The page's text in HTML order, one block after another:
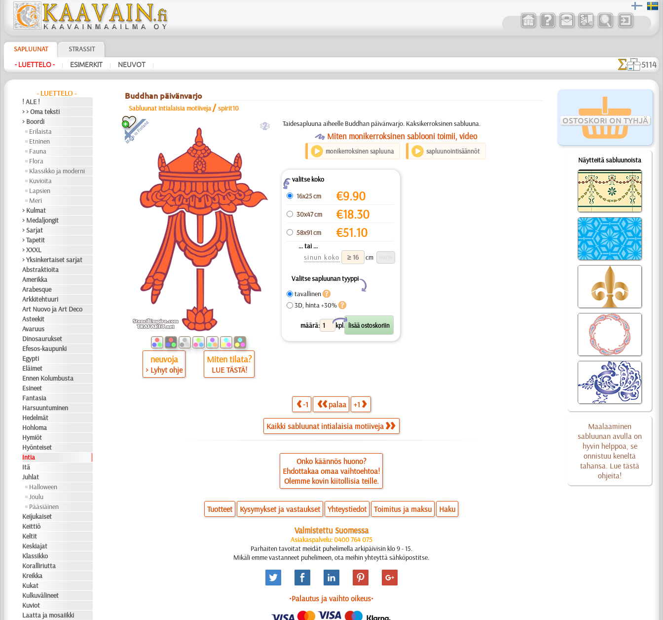
SAPLUUNAT STRASSIT
- LUETTELO - | ESIMERKIT | NEUVOT | 5114
- LUETTELO -
! ALE !
> > Oma teksti
> Boordi
Erilaista
Etninen
Fauna
Flora
Klassikko ja moderni
Kuvioita
Lapsien
Meri
> Kulmat
> Medaljongit
> Sarjat
> Tapetit
> XXXL
> Yksinkertaiset sarjat
Abstraktioita
Amerikka
Arabesque
Arkkitehtuuri
Art Nuovo ja Art Deco
Asteekit
Avaruus
Dinosaurukset
Efesos-kaupunki
Egypti
Eläimet
Ennen Kolumbusta
Esineet
Fantasia
Harsuuntuminen
Hedelmät
Hohloma
Hymiöt
Hyönteiset
Intia
Itä
Juhlat
Halloween
Joulu
Pääsiäinen
Keijukaiset
Keittiö
Keltit
Keskiajat
Klassikko
Koralliriutta
Kreikka
Kukat
Kulkuvälineet
Kuviot
Laatta ja mosaiikki
OSTOSKORI ON TYHJÄ
Näytteitä sabluunoista
Maalaaminen
sabluunan avulla on
hyvin helppoa, se
onnistuu keneltä
tahansa. Lue tästä
ohjeita!
Buddhan päivänvarjo
Sabluunat intialaisia motiiveja /spirit10
b
neuvoja
> Lyhyt ohje
Miten tilata?
LUE TÄSTÄ!
Taidesapluuna aiheelle Buddhan päivänvarjo. Kaksikerroksinen sabluuna.
O Miten monikerroksinen sablooni toimii, video
monikerroksinen sapluuna sapluunointisäännöt
Zvalitse koko
16x25 cm
€9.90
30x47 cm €18.30
58x91 cm €51.10
... tai ...
sinun koko
cm
Valitse sapluunan tyyppi
Y
tavallinen
3D, hinta +30%
määrä: kpl.
X
-1 palaa +1
Kaikki sabluunat intialaisia motiiveja
Onko käännös huono?
Ehdottakaa omaa vaihtoehtoa!
Olemme kovin kiitollisia teille.
Tuotteet Kysymykset ja vastaukset Yhteystiedot Toimitus ja maksu Haku
Valmistettu Suomessa
Asiakaspalvelu: 0400 764 075
Parhaiten tavoitat meidät puhelimella arkipäivisin klo 9 - 15.
Mikäli emme vastanneet puhelimeen, ota meihin yhteyttä sähköpostitse.
•Palautus ja vaihto oikeus•